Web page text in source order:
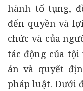
hành tố tụng,
đến quyền và
chức và của
tác động của
án và quyết
pháp luật. Dưới